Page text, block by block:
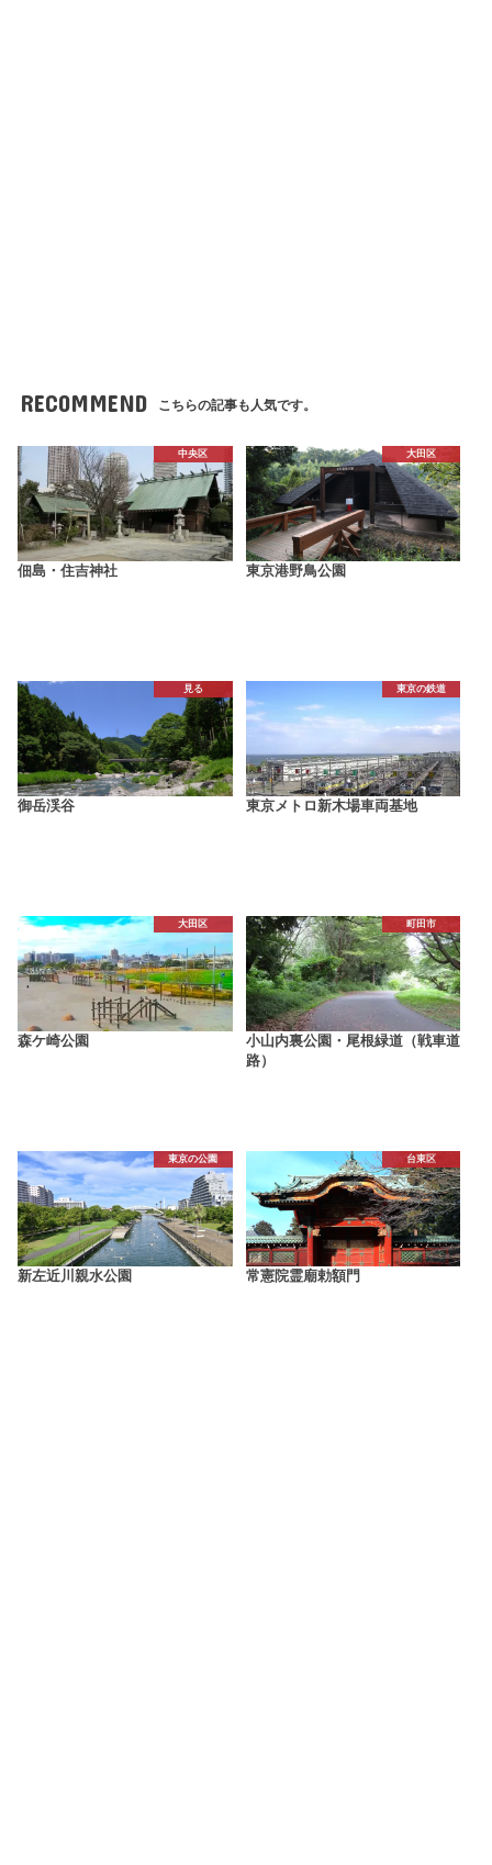
RECOMMEND こちらの記事も人気です。
中央区
佃島・住吉神社
大田区
東京港野鳥公園
見る
御岳渓谷
東京の鉄道
東京メトロ新木場車両基地
大田区
森ケ崎公園
町田市
小山内裏公園・尾根緑道（戦車道
路）
東京の公園
新左近川親水公園
台東区
常憲院霊廟勅額門